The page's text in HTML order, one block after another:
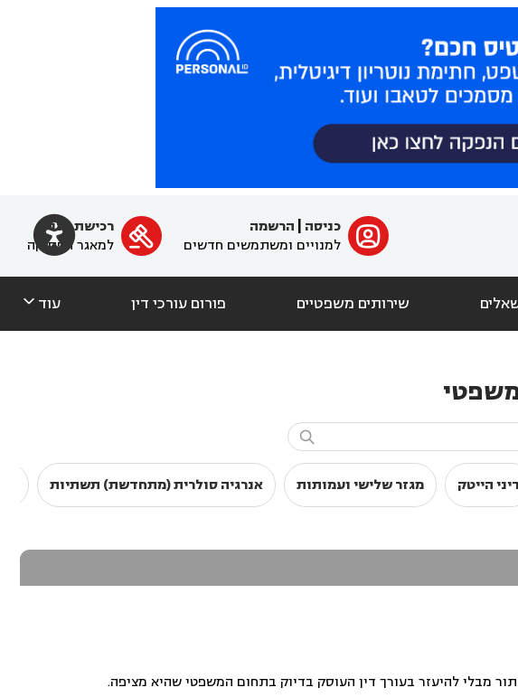
 ﱐ כניסה
הרשמה
למנויים ומשתמשים חדשים

רכישת מנוי
למאגר הפסיקה
שירותים משפטיים פורום עורכי דין עוד 

הייטק מגזר שלישי ועמותות אנרגיה סולרית (מתחדשת) תשתיות
מבלי להיעזר בעורך דין העוסק בדיוק בתחום המשפטי שהיא מציפה.